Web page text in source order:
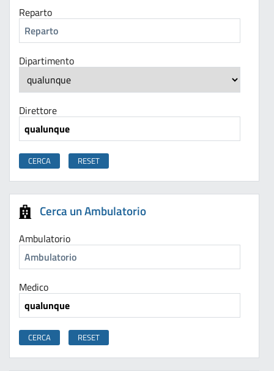
Reparto
Dipartimento
Direttore
Cerca un Ambulatorio
Ambulatorio
Medico